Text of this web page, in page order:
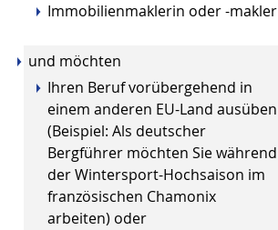
Immobilienmaklerin oder -makler
und möchten
Ihren Beruf vorübergehend in
einem anderen EU-Land ausüben
(Beispiel: Als deutscher
Bergführer möchten Sie während
der Wintersport-Hochsaison im
französischen Chamonix
arbeiten) oder